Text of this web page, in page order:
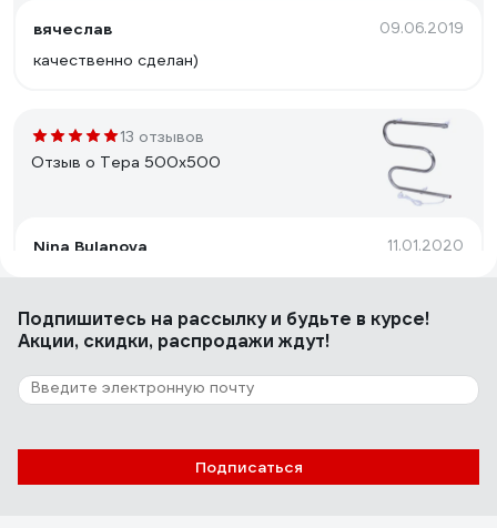
вячеслав 09.06.2019
качественно сделан)
13 отзывов
Отзыв о Тера 500х500
Nina Bulanova 11.01.2020
Небольшой
9 отзывов
Отзыв о Terminus 1 600*600"
Подпишитесь на рассылкуи будьте в курсе!
Акции, скидки, распродажи ждут!
Подписаться